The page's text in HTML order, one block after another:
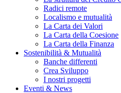
Radici remote
Localismo e mutualità
La Carta dei Valori
La Carta della Coesione
La Carta della Finanza
Sostenibilità & Mutualità
Banche differenti
Crea Sviluppo
I nostri progetti
Eventi & News